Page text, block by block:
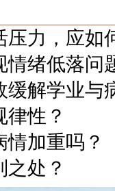
力，应如
绪低落问
解学业与
性？
加重吗？
处？